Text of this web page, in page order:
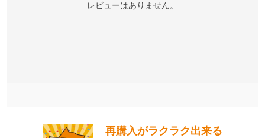
レビューはありません。
再購入がラクラク出来る